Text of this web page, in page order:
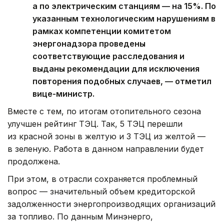
а по электрическим станциям — на 15%. По
указанным технологическим нарушениям в
рамках компетенции комитетом
энергонадзора проведены
соответствующие расследования и
выданы рекомендации для исключения
повторения подобных случаев, — отметил
вице-министр.
Вместе с тем, по итогам отопительного сезона
улучшен рейтинг ТЭЦ. Так, 5 ТЭЦ перешли
из красной зоны в желтую и 3 ТЭЦ из желтой —
в зеленую. Работа в данном направлении будет
продолжена.
При этом, в отрасли сохраняется проблемный
вопрос — значительный объем кредиторской
задолженности энергопроизводящих организаций
за топливо. По данным Минэнерго,